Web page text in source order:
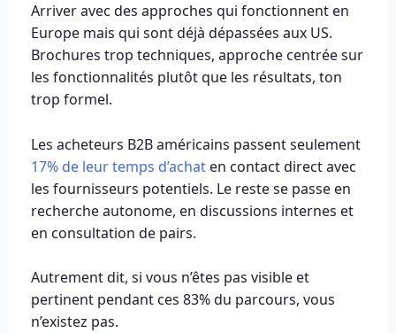
Arriver avec des approches qui fonctionnent en
Europe mais qui sont déjà dépassées aux US.
Brochures trop techniques, approche centrée sur
les fonctionnalités plutôt que les résultats, ton
trop formel.
Les acheteurs B2B américains passent seulement
17% de leur temps d’achaten contact direct avec
les fournisseurs potentiels. Le reste se passe en
recherche autonome, en discussions internes et
en consultation de pairs.
Autrement dit, si vous n’êtes pas visible et
pertinent pendant ces 83% du parcours, vous
n’existez pas.